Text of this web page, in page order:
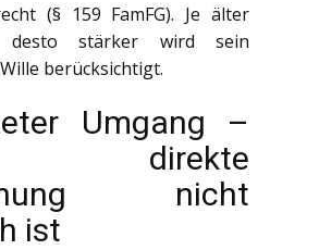
(§ 159 FamFG). Je älter
desto stärker wird sein
berücksichtigt.
Umgang –
direkte
nicht
ist